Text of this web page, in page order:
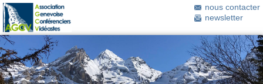
nous contacter
newsletter